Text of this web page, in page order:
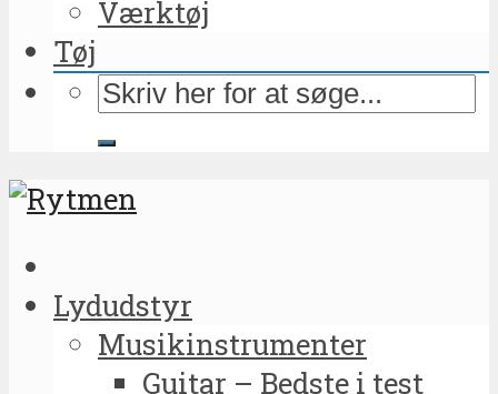
Værktøj
Tøj
Lydudstyr
Musikinstrumenter
Guitar – Bedste i test